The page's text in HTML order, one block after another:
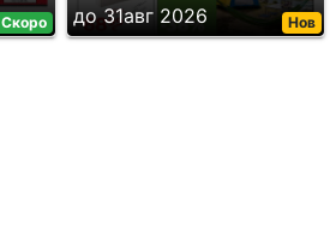
Скоро Нов
до 31авг 2026